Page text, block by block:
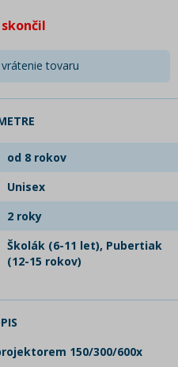
tovaru
od 8 rokov
Unisex
2 roky
Školák (6-11 let), Pubertiak
(12-15 rokov)
150/300/600x